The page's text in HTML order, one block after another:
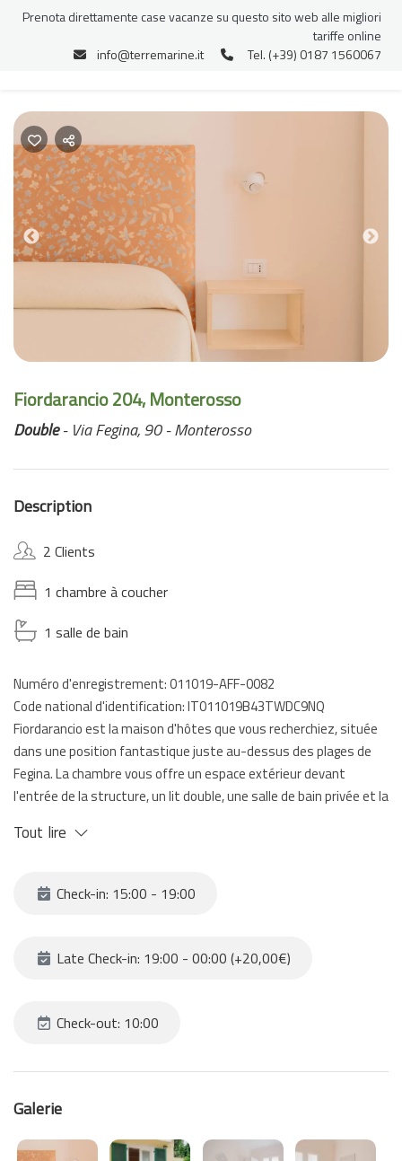
Previous
Fiordarancio 204, Monterosso
Double- Via Fegina, 90 - Monterosso
Description
2 Clients
1 chambre à coucher
1 salle de bain
Numéro d'enregistrement: 011019-AFF-0082
Code national d'identification: IT011019B43TWDC9NQ
Fiordarancio est la maison d'hôtes que vous recherchiez, située
dans une position fantastique juste au-dessus des plages de
Fegina. La chambre vous offre un espace extérieur devant
l'entrée de la structure, un lit double, une salle de bain privée et la
si vous souhaitez disposer de deux chambres communicantes.
fantastique, il est nécessaire de monter environ 120 marches
Tout lire
Check-in: 15:00 - 19:00
Late Check-in: 19:00 - 00:00 (+20,00€)
Check-out: 10:00
Galerie
Prenota direttamente case vacanze su questo sito web alle migliori
tariffe online
info@terremarine.it
Tel. (+39) 0187 1560067